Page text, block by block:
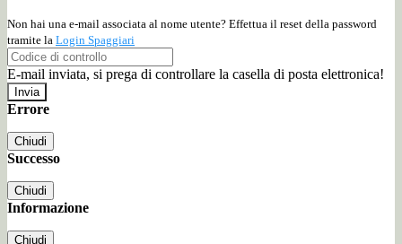
Non hai una e-mail associata al nome utente? Effettua il reset della password
tramite la Login Spaggiari
E-mail inviata, si prega di controllare la casella di posta elettronica!
Errore
Chiudi
Successo
Chiudi
Informazione
Chiudi